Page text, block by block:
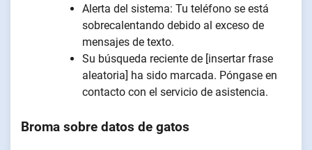
Alerta del sistema: Tu teléfono se está
sobrecalentando debido al exceso de
mensajes de texto.
Su búsqueda reciente de [insertar frase
aleatoria] ha sido marcada. Póngase en
contacto con el servicio de asistencia.
Broma sobre datos de gatos